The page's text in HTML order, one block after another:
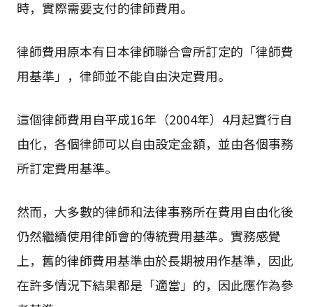
時，實際需要支付的律師費用。
律師費用原本有日本律師聯合會所訂定的「律師費
用基準」，律師並不能自由決定費用。
這個律師費用自平成16年（2004年）4月起實行自
由化，各個律師可以自由設定金額，並由各個事務
所訂定費用基準。
然而，大多數的律師和法律事務所在費用自由化後
仍然繼續使用律師會的傳統費用基準。實務感覺
上，舊的律師費用基準由於長期被用作基準，因此
在許多情況下結果都是「適當」的，因此應作為參